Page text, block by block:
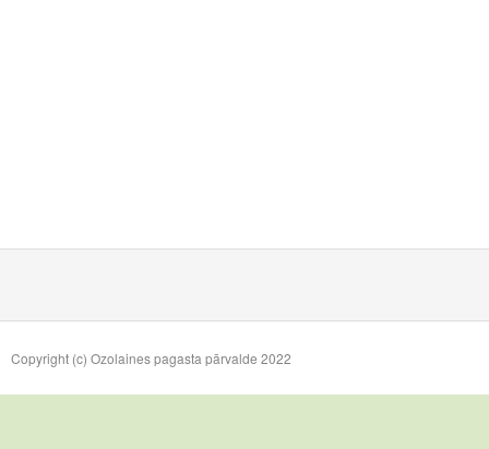
Copyright (c) Ozolaines pagasta pārvalde 2022